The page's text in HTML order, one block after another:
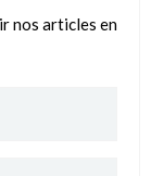
nos articles en